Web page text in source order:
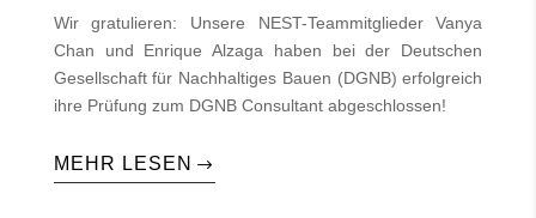
Wir gratulieren: Unsere NEST-Teammitglieder Vanya
Chan und Enrique Alzaga haben bei der Deutschen
Gesellschaft für Nachhaltiges Bauen (DGNB) erfolgreich
ihre Prüfung zum DGNB Consultant abgeschlossen!
MEHR LESEN